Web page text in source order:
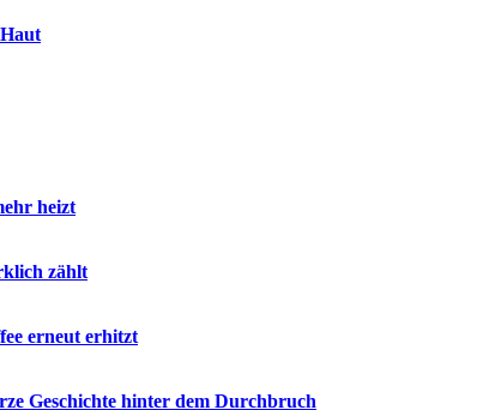
heizt
zählt
erneut erhitzt
Geschichte hinter dem Durchbruch